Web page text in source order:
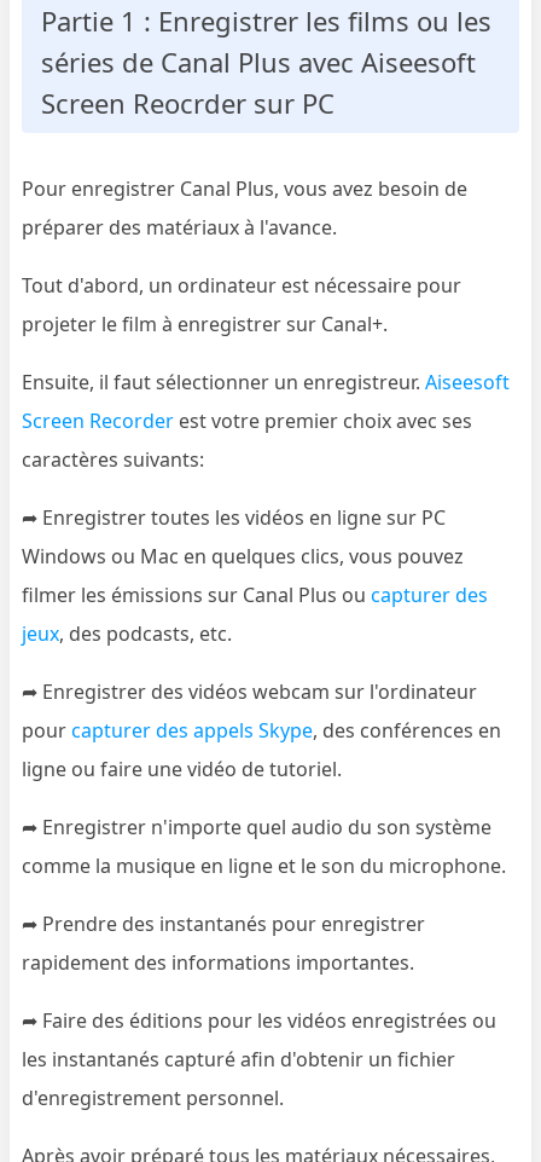
Partie 1 : Enregistrer les films ou les
séries de Canal Plus avec Aiseesoft
Screen Reocrder sur PC
Pour enregistrer Canal Plus, vous avez besoin de
préparer des matériaux à l'avance.
Tout d'abord, un ordinateur est nécessaire pour
projeter le film à enregistrer sur Canal+.
Ensuite, il faut sélectionner un enregistreur.Aiseesoft
Screen Recorder est votre premier choix avec ses
caractères suivants:
➦ Enregistrer toutes les vidéos en ligne sur PC
Windows ou Mac en quelques clics, vous pouvez
filmer les émissions sur Canal Plus oucapturer des
jeux, des podcasts, etc.
➦ Enregistrer des vidéos webcam sur l'ordinateur
pourcapturer des appels Skype, des conférences en
ligne ou faire une vidéo de tutoriel.
➦ Enregistrer n'importe quel audio du son système
comme la musique en ligne et le son du microphone.
➦ Prendre des instantanés pour enregistrer
rapidement des informations importantes.
➦ Faire des éditions pour les vidéos enregistrées ou
les instantanés capturé afin d'obtenir un fichier
d'enregistrement personnel.
Après avoir préparé tous les matériaux nécessaires,